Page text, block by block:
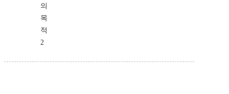
의
목
적
2